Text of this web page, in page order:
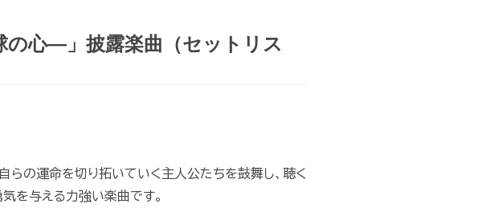
心―」披露楽曲（セットリス
らの運命を切り拓いていく主人公たちを鼓舞し、聴く
を与える力強い楽曲です。